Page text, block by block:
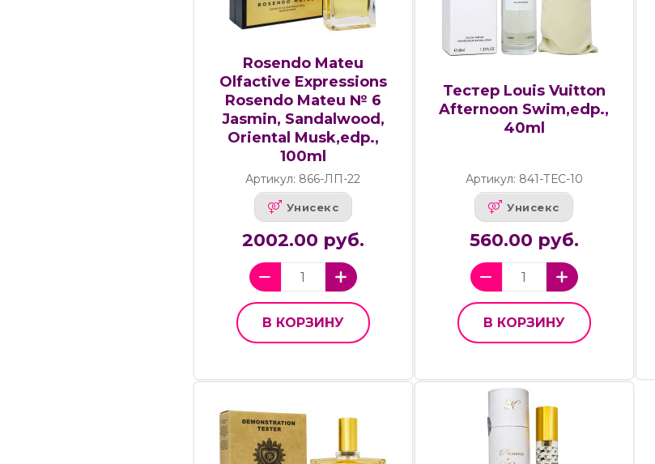
Rosendo Mateu
Olfactive Expressions
Rosendo Mateu № 6
Jasmin, Sandalwood,
Oriental Musk,edp.,
100ml
Артикул: 866-ЛП-22
Унисекс
2002.00 руб.
В КОРЗИНУ
Тестер Louis Vuitton
Afternoon Swim,edp.,
40ml
Артикул: 841-ТЕС-10
Унисекс
560.00 руб.
В КОРЗИНУ